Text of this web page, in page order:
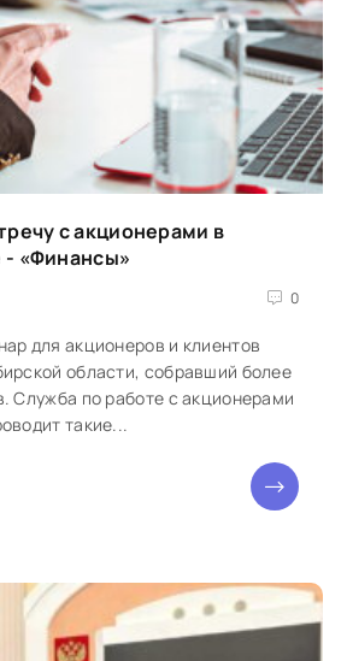
с акционерами в
- «Финансы»
0
для акционеров и клиентов
области, собравший более
Служба по работе с акционерами
такие...